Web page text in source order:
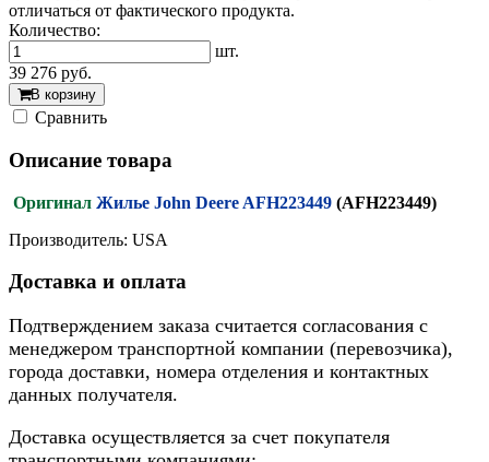
отличаться от фактического продукта.
Количество:
шт.
39 276 руб.
В корзину
Cравнить
Описание товара
Оригинал Жилье John Deere AFH223449 (AFH223449)
Производитель: USA
Доставка и оплата
Подтверждением заказа считается согласования с
менеджером транспортной компании (перевозчика),
города доставки, номера отделения и контактных
данных получателя.
Доставка осуществляется за счет покупателя